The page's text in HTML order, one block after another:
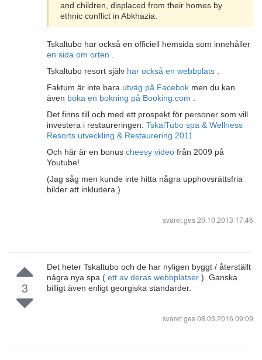
and children, displaced from their homes by
ethnic conflict in Abkhazia.
Tskaltubo har också en officiell hemsida som innehåller
en sida om orten
Tskaltubo resort själv har också en webbplats
Faktum är inte bara utväg på Facebok men du kan
även boka en bokning på Booking.com
Det finns till och med ett prospekt för personer som vill
investera i restaureringen: TskalTubo spa & Wellness
Resorts utveckling & Restaurering 2011
Och här är en bonus cheesy video från 2009 på
Youtube!
(Jag såg men kunde inte hitta några upphovsrättsfria
bilder att inkludera.)
svaret ges20.10.2013 17:46
3
Det heter Tskaltubo och de har nyligen byggt / återställt
några nya spa ( ett av deras webbplatser ). Ganska
billigt även enligt georgiska standarder.
svaret ges08.03.2016 09:09